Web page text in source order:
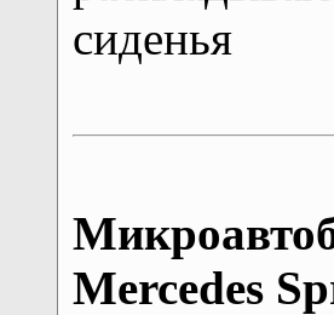
сиденья
Mеrcedes